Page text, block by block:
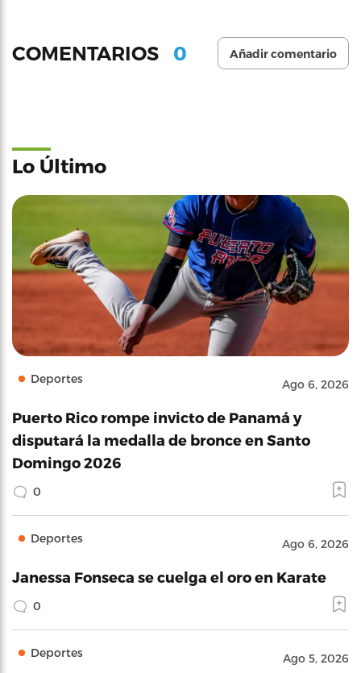
COMENTARIOS 0 Añadir comentario
Lo Último
Deportes Ago 6, 2026
Puerto Rico rompe invicto de Panamá y
disputará la medalla de bronce en Santo
Domingo 2026
0
Deportes Ago 6, 2026
Janessa Fonseca se cuelga el oro en Karate
0
Deportes Ago 5, 2026